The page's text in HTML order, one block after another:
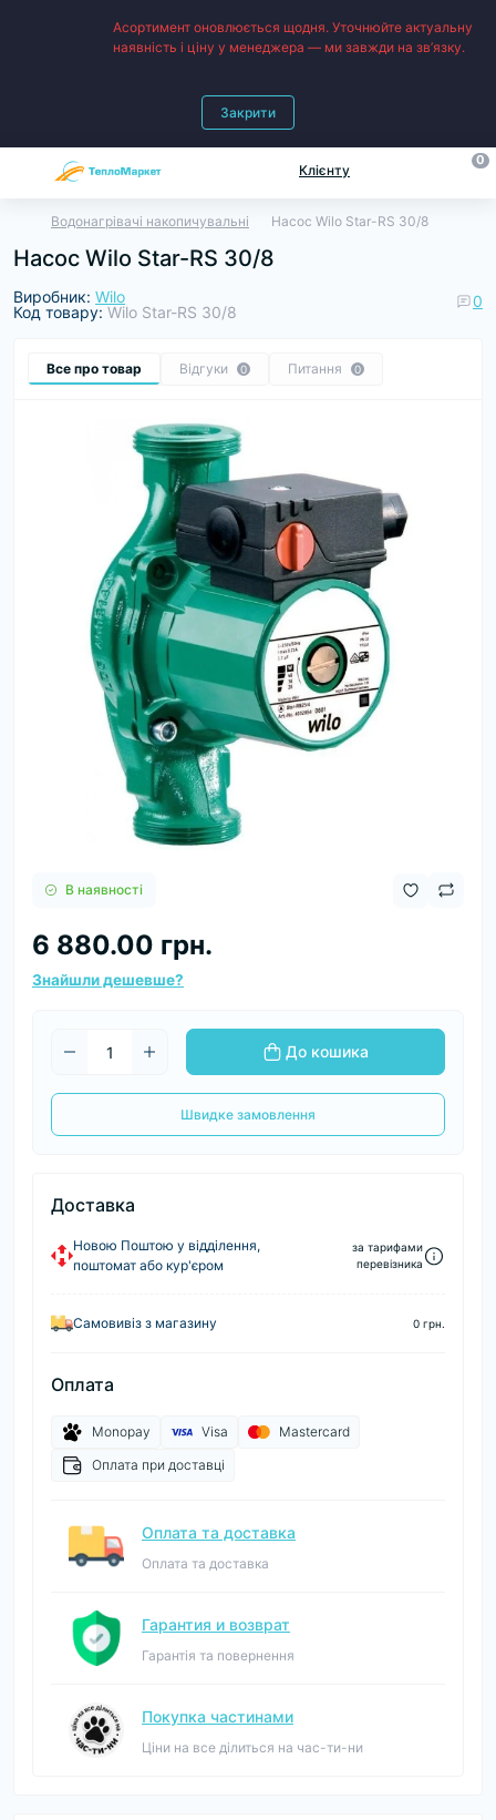
Асортимент оновлюється щодня. Уточнюйте актуальну
наявність і ціну у менеджера — ми завжди на зв’язку.
Закрити
Клієнту
0
Водонагрівачі накопичувальні Насос Wilo Star-RS 30/8
Насос Wilo Star-RS 30/8
Виробник: Wilo
Код товару: Wilo Star-RS 30/8
0
Все про товар Відгуки 0 Питання 0
В наявності
6 880.00 грн.
Знайшли дешевше?
До кошика
Швидке замовлення
Доставка
Новою Поштою у відділення,
поштомат або кур'єром
за тарифами
перевізника
Самовивіз з магазину 0 грн.
Оплата
Monopay Visa
Mastercard
Оплата при доставці
Оплата та доставка
Оплата та доставка
Гарантия и возврат
Гарантія та повернення
Покупка частинами
Ціни на все ділиться на час-ти-ни